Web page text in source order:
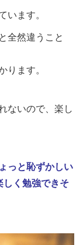
います。
全然違うこと
ります。
ないので、楽し
っと恥ずかしい
しく勉強できそ